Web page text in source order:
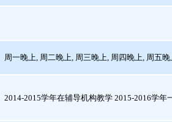
周一晚上, 周二晚上, 周三晚上, 周四晚上, 周五
2014-2015学年在辅导机构教学 2015-2016学